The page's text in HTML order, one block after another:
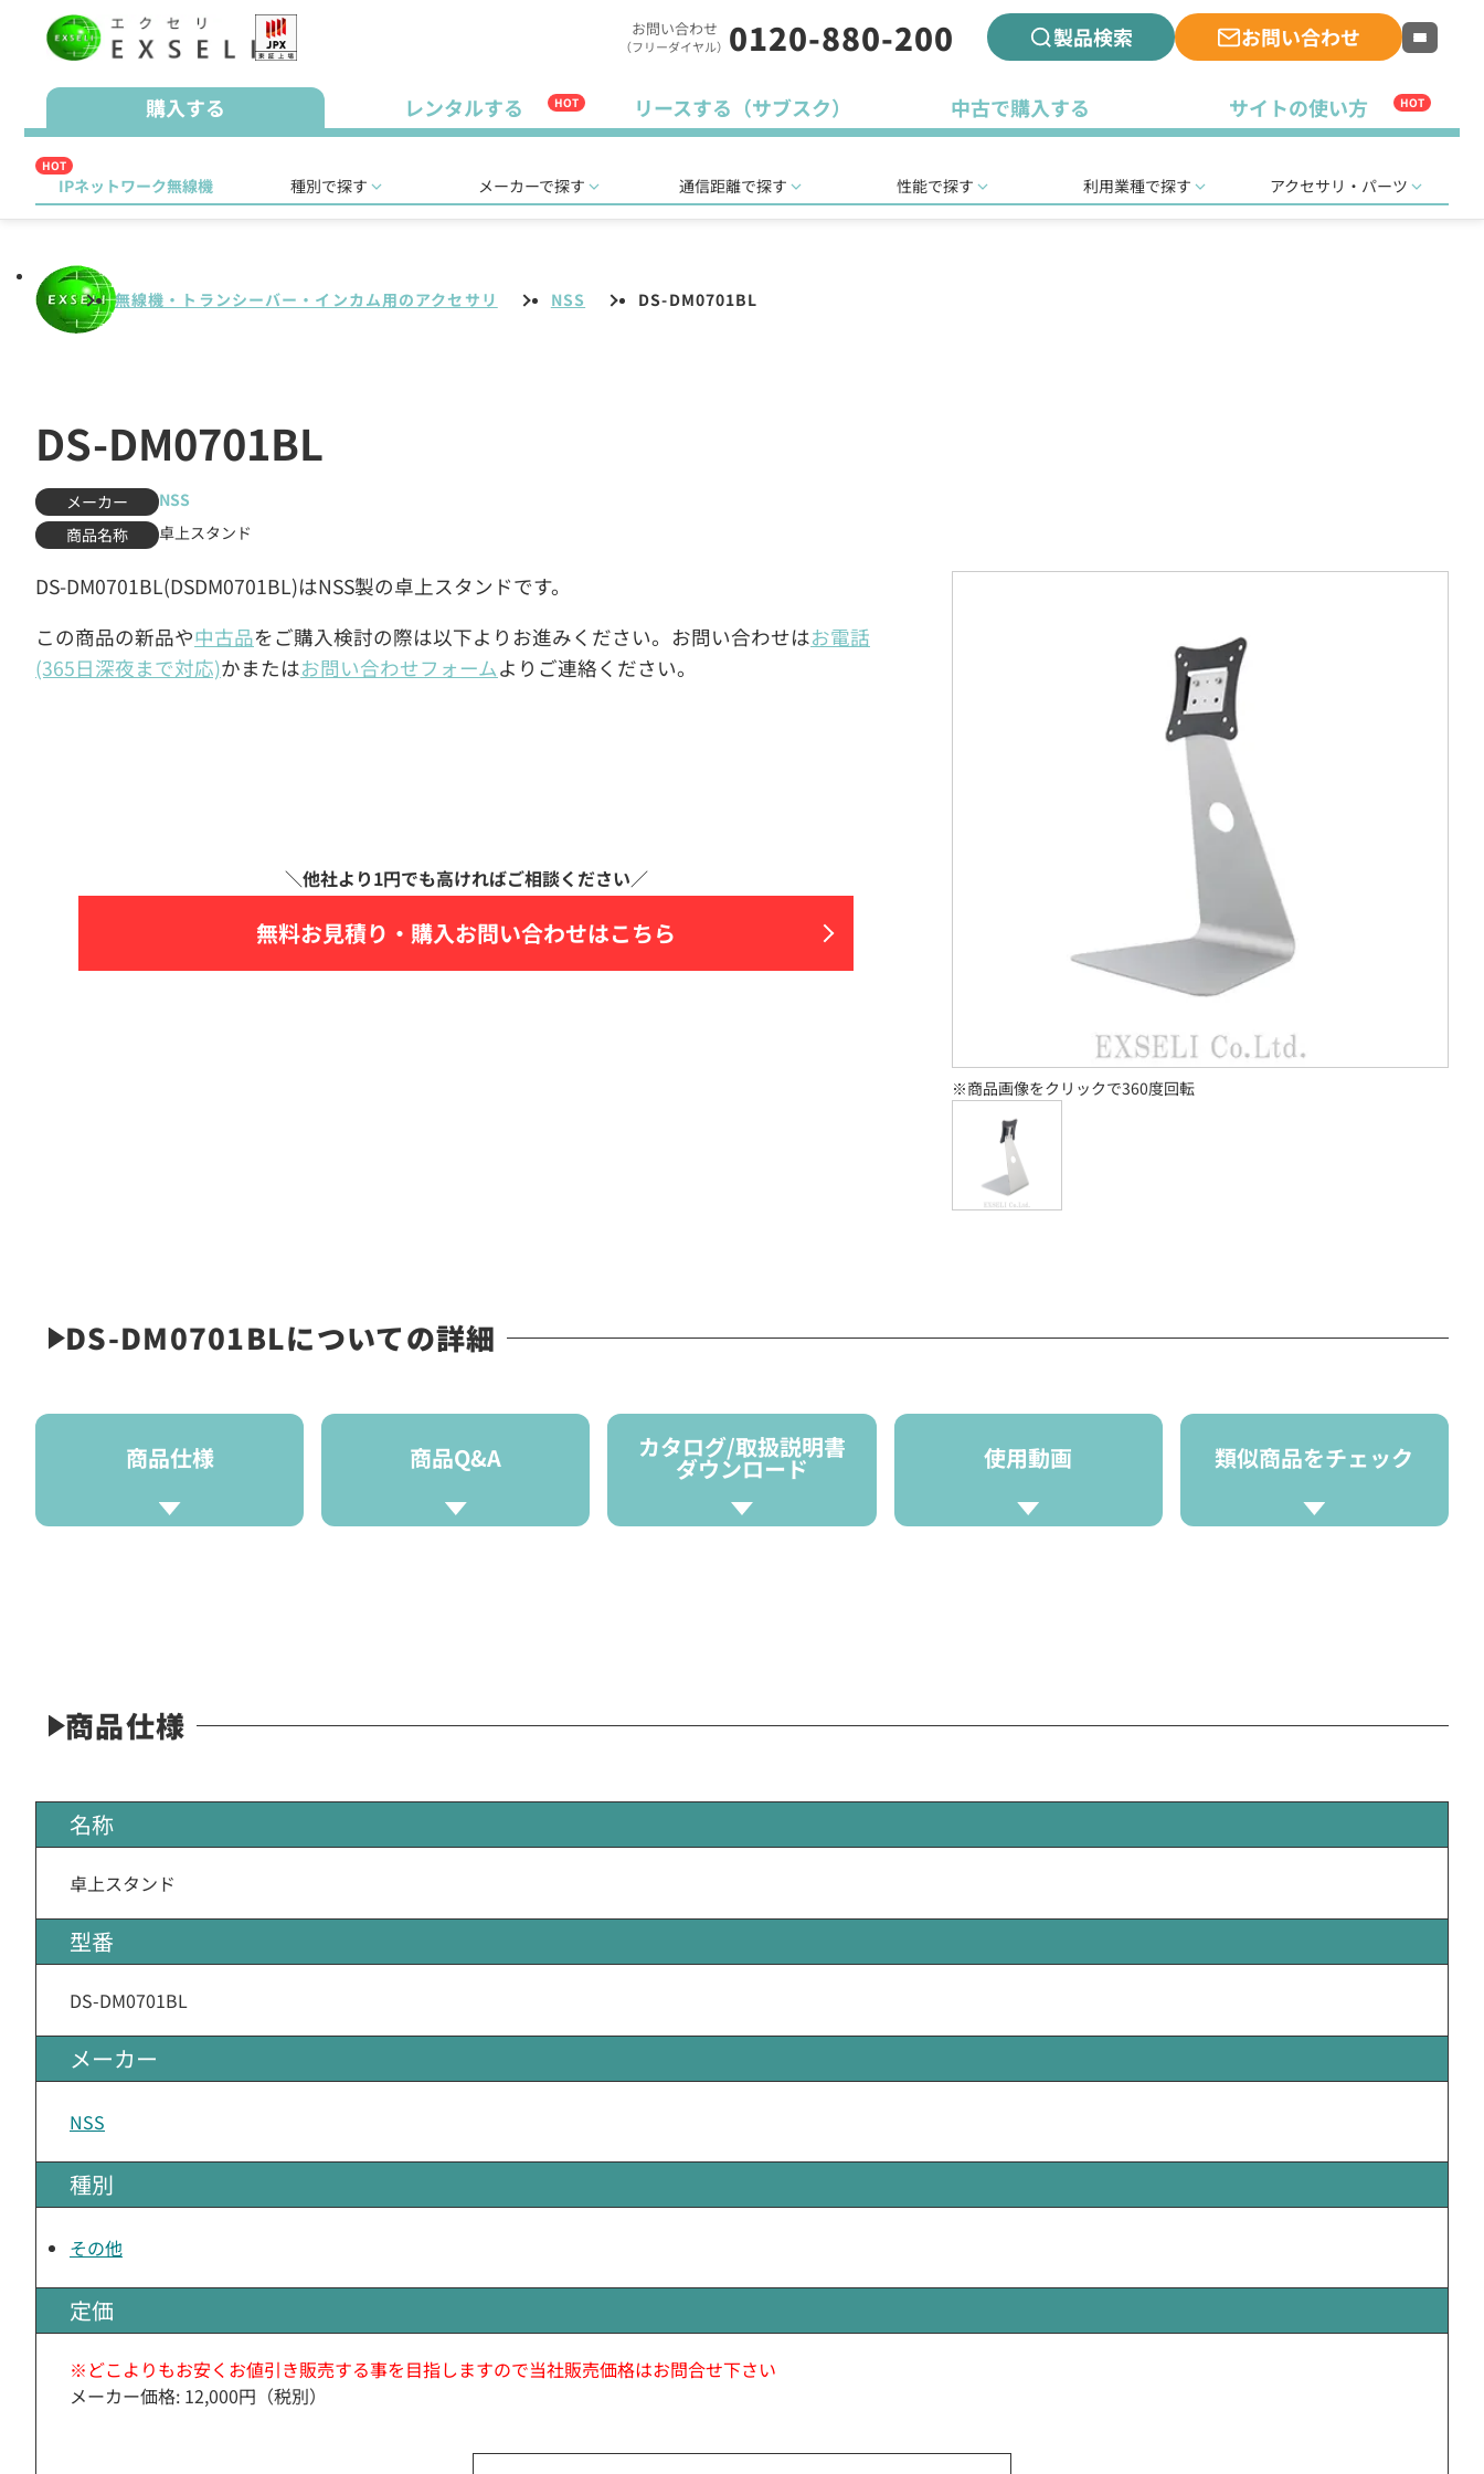
お問い合わせ
（フリーダイヤル） 0120-880-200 製品検索 お問い合わせ
購入する レンタルする HOT リースする（サブスク） 中古で購入する サイトの使い方 HOT
HOT
IPネットワーク無線機 種別で探す メーカーで探す 通信距離で探す 性能で探す 利用業種で探す アクセサリ・パーツ
無線機・トランシーバー・インカム用のアクセサリ NSS DS-DM0701BL
DS-DM0701BL
メーカー
NSS
商品名称
卓上スタンド
DS-DM0701BL(DSDM0701BL)はNSS製の卓上スタンドです。
この商品の新品や中古品をご購入検討の際は以下よりお進みください。お問い合わせはお電話
(365日深夜まで対応)かまたはお問い合わせフォームよりご連絡ください。
無料お見積り・ 購入お問い合わせはこちら
※商品画像をクリックで360度回転
DS-DM0701BLについての詳細
商品仕様 商品Q&A カタログ/取扱説明書
ダウンロード 使用動画 類似商品をチェック
商品仕様
名称
卓上スタンド
型番
DS-DM0701BL
メーカー
NSS
種別
その他
定価
※どこよりもお安くお値引き販売する事を目指しますので当社販売価格はお問合せ下さい
メーカー価格: 12,000円（税別）